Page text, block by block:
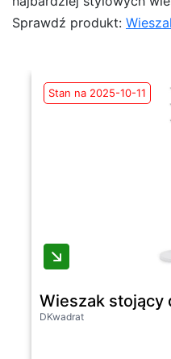
Sprawdź produkt:
Stan na 2025-10-11
Wieszak stojący
DKwadrat